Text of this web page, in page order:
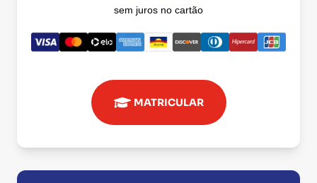
sem juros no cartão
MATRICULAR